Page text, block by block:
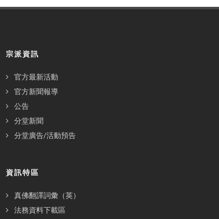
宗派資訊
官方最新活動
官方新聞報導
公告
分堂新聞
分堂廣告/活動預告
資訊特區
真佛翻譯詞彙（英）
法務資料下載區